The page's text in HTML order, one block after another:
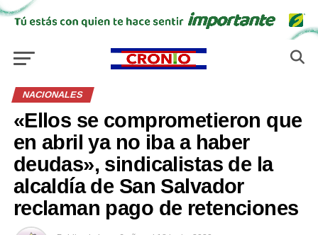
NACIONALES
«Ellos se comprometieron que
en abril ya no iba a haber
deudas», sindicalistas de la
alcaldía de San Salvador
reclaman pago de retenciones